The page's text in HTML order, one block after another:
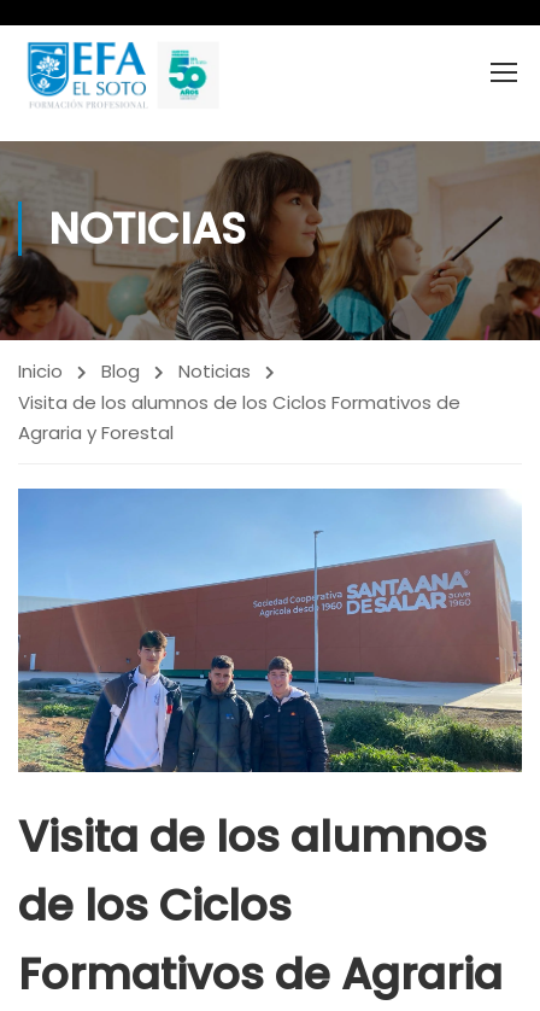
NOTICIAS
Inicio Blog
Noticias
Visita de los alumnos de los Ciclos Formativos de
Agraria y Forestal
Visita de los alumnos
de los Ciclos
Formativos de Agraria